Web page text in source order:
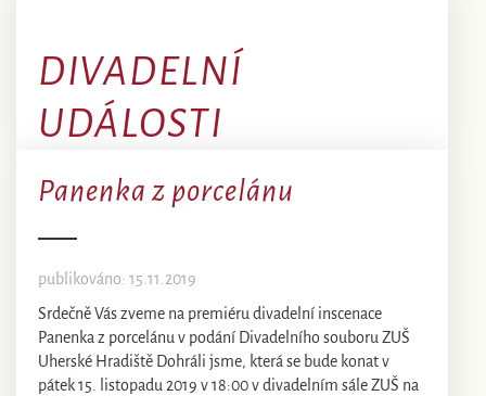
DIVADELNÍ
UDÁLOSTI
Panenka z porcelánu
publikováno: 15.11.2019
Srdečně Vás zveme na premiéru divadelní inscenace
Panenka z porcelánu v podání Divadelního souboru ZUŠ
Uherské Hradiště Dohráli jsme, která se bude konat v
pátek 15. listopadu 2019 v 18:00 v divadelním sále ZUŠ na